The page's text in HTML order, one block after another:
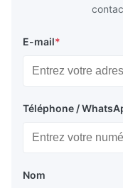
E-mail*
Téléphone /
Nom